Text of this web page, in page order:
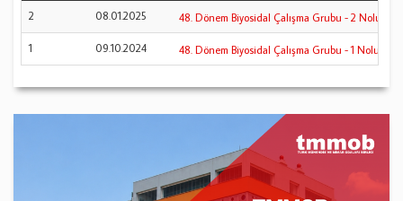
2 08.01.2025 48. Dönem Biyosidal Çalışma Grubu - 2 Nolu
1 09.10.2024 48. Dönem Biyosidal Çalışma Grubu - 1 Nolu